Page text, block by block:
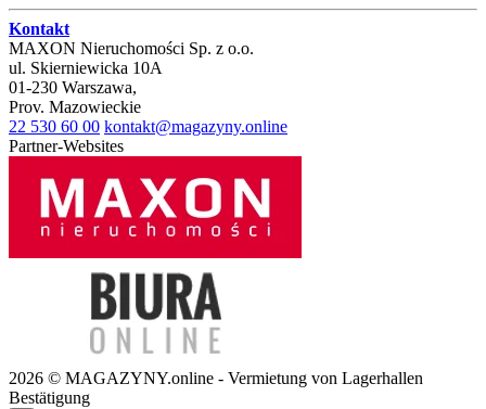
Kontakt
MAXON Nieruchomości Sp. z o.o.
ul. Skierniewicka 10A
01-230 Warszawa,
Prov. Mazowieckie
22 530 60 00 kontakt@magazyny.online
Partner-Websites
2026 © MAGAZYNY.online - Vermietung von Lagerhallen
Bestätigung